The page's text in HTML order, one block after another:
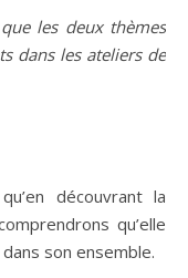
les deux thèmes
dans les ateliers de
découvrant la
qu’elle
son ensemble.